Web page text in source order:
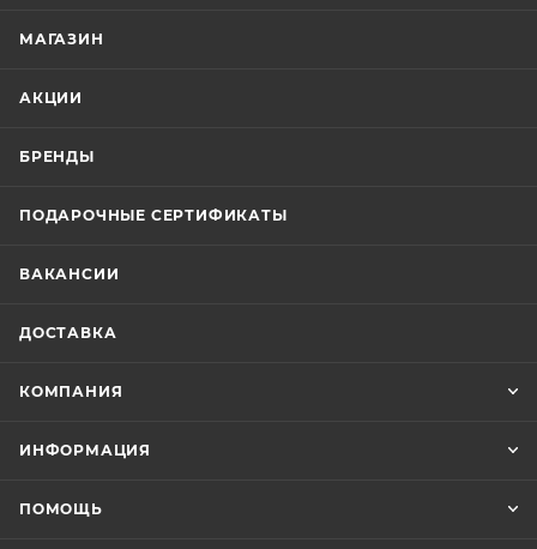
МАГАЗИН
АКЦИИ
БРЕНДЫ
ПОДАРОЧНЫЕ СЕРТИФИКАТЫ
ВАКАНСИИ
ДОСТАВКА
КОМПАНИЯ
ИНФОРМАЦИЯ
ПОМОЩЬ